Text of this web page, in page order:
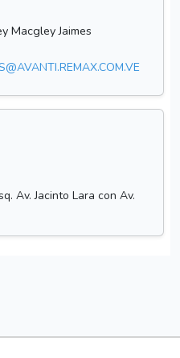
Macgley Jaimes
Av. Jacinto Lara con Av.